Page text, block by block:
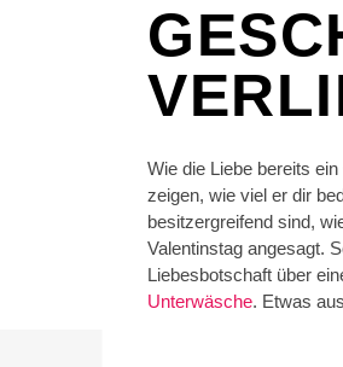
Wie die Liebe bereits
zeigen, wie viel er dir
besitzergreifend sind,
Valentinstag angesagt.
Liebesbotschaft über
Unterwäsche. Etwas